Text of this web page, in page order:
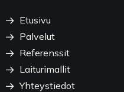
Etusivu
Palvelut
Referenssit
Laiturimallit
Yhteystiedot